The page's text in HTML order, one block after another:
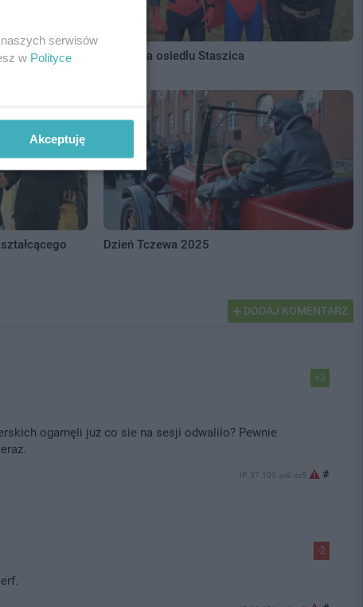
Piknik na osiedlu Staszica
Dzień Tczewa 2025
DODAJ KOMENTARZ
+3
ogarnęli już co sie na sesji odwalilo? Pewnie
IP: 37.109.xx8.xx5 #
-2
serwisów
w Polityce
Akceptuję